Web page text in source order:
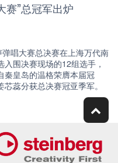
赛”总冠军出炉
唱大赛总决赛在上海万代南
围决赛现场的12组选手，
秦皇岛的温格荣膺本届冠
蕊分获总决赛冠亚季军。